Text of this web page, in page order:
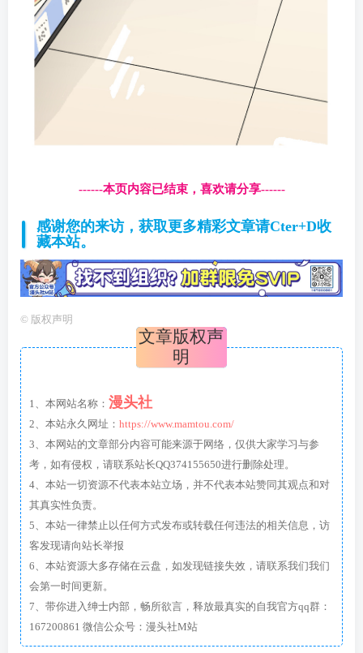
------本页内容已结束，喜欢请分享------
感谢您的来访，获取更多精彩文章请Cter+D收
藏本站。
© 版权声明
文章版权声
明
1、本网站名称： 漫头社
2、本站永久网址： https://www.mamtou.com/
3、本网站的文章部分内容可能来源于网络，仅供大家学习与参
考，如有侵权，请联系站长QQ374155650进行删除处理。
4、本站一切资源不代表本站立场，并不代表本站赞同其观点和对
其真实性负责。
5、本站一律禁止以任何方式发布或转载任何违法的相关信息，访
客发现请向站长举报
6、本站资源大多存储在云盘，如发现链接失效，请联系我们我们
会第一时间更新。
7、带你进入绅士内部，畅所欲言，释放最真实的自我官方qq群：
167200861 微信公众号：漫头社M站